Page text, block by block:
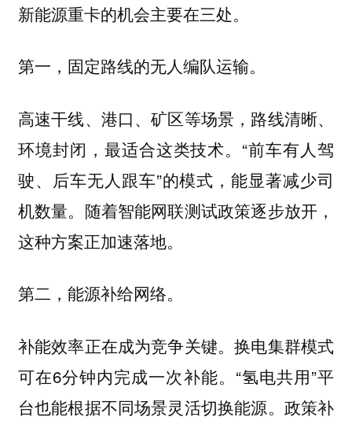
新能源重卡的机会主要在三处。
第一，固定路线的无人编队运输。
高速干线、港口、矿区等场景，路线清晰、
环境封闭，最适合这类技术。“前车有人驾
驶、后车无人跟车”的模式，能显著减少司
机数量。随着智能网联测试政策逐步放开，
这种方案正加速落地。
第二，能源补给网络。
补能效率正在成为竞争关键。换电集群模式
可在6分钟内完成一次补能。“氢电共用”平
台也能根据不同场景灵活切换能源。政策补